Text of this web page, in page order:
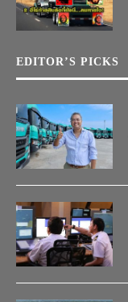
EDITOR’S PICKS